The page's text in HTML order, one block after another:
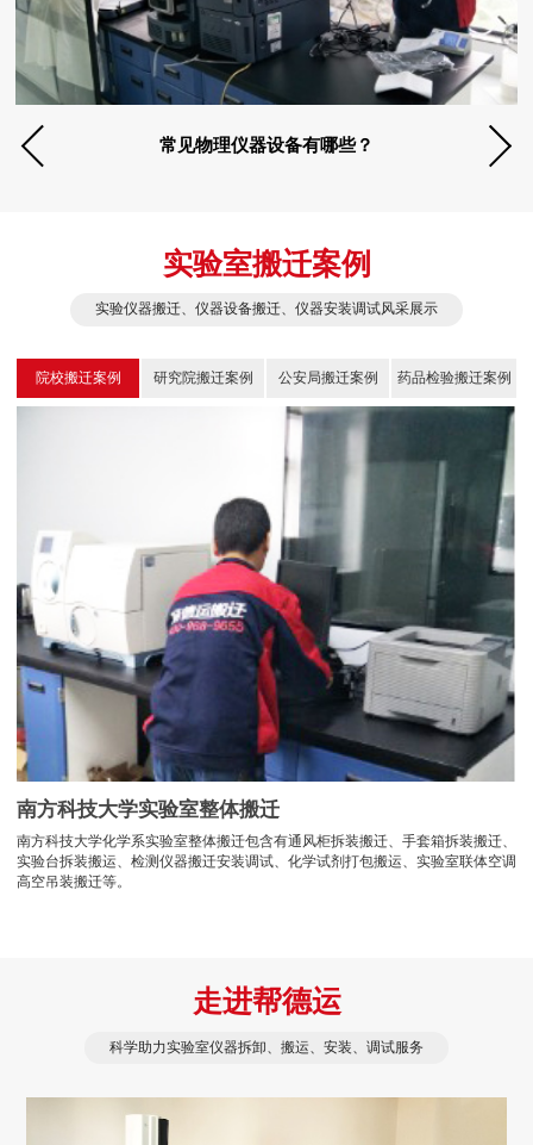
常见物理仪器设备有哪些？
实验室搬迁案例
实验仪器搬迁、仪器设备搬迁、仪器安装调试风采展示
院校搬迁案例 研究院搬迁案例 公安局搬迁案例 药品检验搬迁案例
南方科技大学实验室整体搬迁
南方科技大学化学系实验室整体搬迁包含有通风柜拆装搬迁、手套箱拆装搬迁、
实验台拆装搬运、检测仪器搬迁安装调试、化学试剂打包搬运、实验室联体空调
高空吊装搬迁等。
走进帮德运
科学助力实验室仪器拆卸、搬运、安装、调试服务